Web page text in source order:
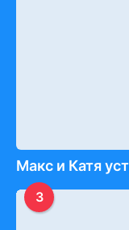
Макс и Катя
3